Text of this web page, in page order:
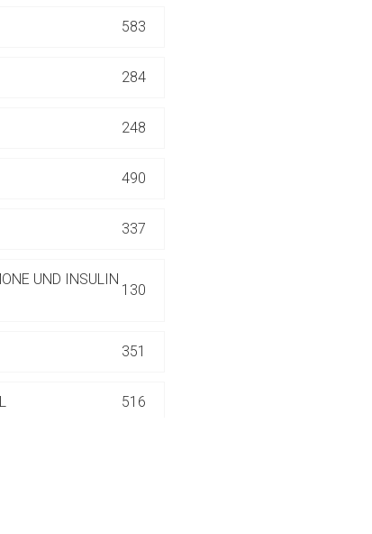
583
284
248
490
337
UND INSULIN
130
351
516
Seite
Link öffnet eine externe Web-Seite. Für die Inhalte der